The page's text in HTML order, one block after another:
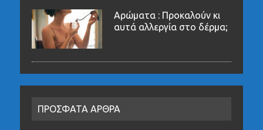
Αρώματα : Προκαλούν κι
αυτά αλλεργία στο δέρμα;
ΠΡΟΣΦΑΤΑ ΑΡΘΡΑ